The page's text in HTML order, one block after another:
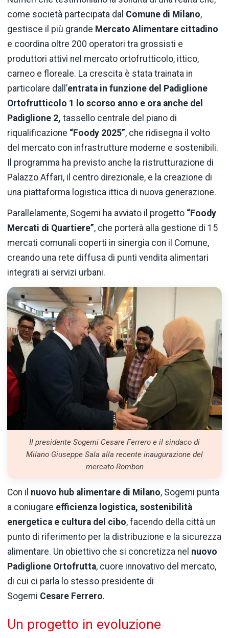
come società partecipata dal Comune di Milano,
gestisce il più grande Mercato Alimentare cittadino
e coordina oltre 200 operatori tra grossisti e
produttori attivi nel mercato ortofrutticolo, ittico,
carneo e floreale. La crescita è stata trainata in
particolare dall’entrata in funzione del Padiglione
Ortofrutticolo 1 lo scorso anno e ora anche del
Padiglione 2, tassello centrale del piano di
riqualificazione “Foody 2025”, che ridisegna il volto
del mercato con infrastrutture moderne e sostenibili.
Il programma ha previsto anche la ristrutturazione di
Palazzo Affari, il centro direzionale, e la creazione di
una piattaforma logistica ittica di nuova generazione.
Parallelamente, Sogemi ha avviato il progetto “Foody
Mercati di Quartiere”, che porterà alla gestione di 15
mercati comunali coperti in sinergia con il Comune,
creando una rete diffusa di punti vendita alimentari
integrati ai servizi urbani.
Il presidente Sogemi Cesare Ferrero e il sindaco di
Milano Giuseppe Sala alla recente inaugurazione del
mercato Rombon
Con il nuovo hub alimentare di Milano, Sogemi punta
a coniugare efficienza logistica, sostenibilità
energetica e cultura del cibo, facendo della città un
punto di riferimento per la distribuzione e la sicurezza
alimentare. Un obiettivo che si concretizza nel nuovo
Padiglione Ortofrutta, cuore innovativo del mercato,
di cui ci parla lo stesso presidente di
Sogemi Cesare Ferrero.
Un progetto in evoluzione